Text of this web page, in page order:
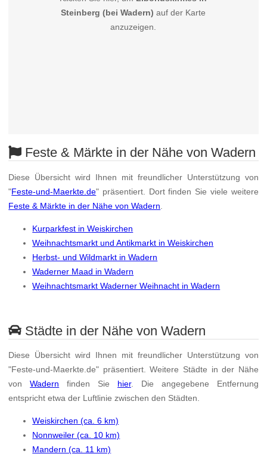
Steinberg (bei Wadern) auf der Karte
anzuzeigen.
Feste & Märkte in der Nähe von Wadern
Diese Übersicht wird Ihnen mit freundlicher Unterstützung von
"Feste-und-Maerkte.de" präsentiert. Dort finden Sie viele weitere
Feste & Märkte in der Nähe von Wadern
Kurparkfest in Weiskirchen
Weihnachtsmarkt und Antikmarkt in Weiskirchen
Herbst- und Wildmarkt in Wadern
Waderner Maad in Wadern
Weihnachtsmarkt Waderner Weihnacht in Wadern
Städte in der Nähe von Wadern
Diese Übersicht wird Ihnen mit freundlicher Unterstützung von
"Feste-und-Maerkte.de" präsentiert. Weitere Städte in der Nähe
vonWadern finden Sie hier. Die angegebene Entfernung
entspricht etwa der Luftlinie zwischen den Städten.
Weiskirchen (ca. 6 km)
Nonnweiler (ca. 10 km)
Mandern (ca. 11 km)